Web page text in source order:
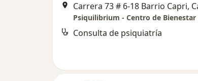
Carrera 73 # 6-18 Barrio Capri,
Psiquilibrium - Centro de
Consulta de psiquiatría